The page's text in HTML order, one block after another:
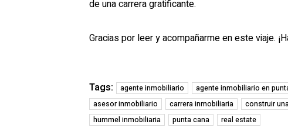
de una carrera gratificante.
Gracias por leer y acompañarme en este viaje.
Tags: agente inmobiliario agente inmobiliario en
asesor inmobiliario
carrera inmobiliaria
construir
hummel inmobiliaria
punta cana real estate